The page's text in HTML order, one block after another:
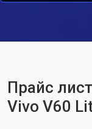
Прайс
Vivo V60